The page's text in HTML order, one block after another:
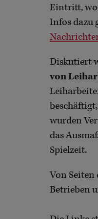
Eintritt,
Infos dazu
Diskutiert
von
wurden
das
Spielzeit.
Von
Betrieben